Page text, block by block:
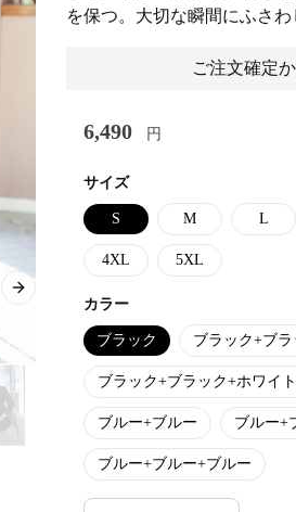
Next slide
を保つ。大切な瞬間にふさ
ご注文確定
6,490 円
サイズ
S M L
4XL 5XL
カラー
ブラック ブラック+ブラ
ブラック+ブラック+ホワイト
ブルー+ブルー ブルー+
ブルー+ブルー+ブルー